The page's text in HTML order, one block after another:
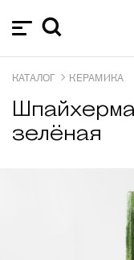
КАТАЛОГ КЕРАМИКА
зелёная